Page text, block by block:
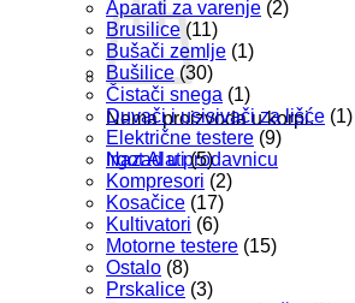
Nema proizvoda u korpi.
Nazad u prodavnicu
Aparati za varenje (2)
Brusilice (11)
Bušači zemlje (1)
Bušilice (30)
Čistači snega (1)
Duvači i usisivači za lišće (1)
Električne testere (9)
Irgot Alati (5)
Kompresori (2)
Kosačice (17)
Kultivatori (6)
Motorne testere (15)
Ostalo (8)
Prskalice (3)